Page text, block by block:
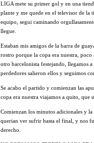
LIGA mete su primer gol y en una
plante y me quede en el televisor de la
equipo, segui caminando
llegue.
Estaban mis amigos de la barra de
rostro porque la copa era nuestra,
otro barcelonista festejando, llegamos
perdedores salieron ellos y seguimos
Se acabo el partido y comienzan las
copa era nuestra viajamos a quito, que
Comienzan los minutos adicionales y
querian ver sufrir hasta el final, y nos
derecho.